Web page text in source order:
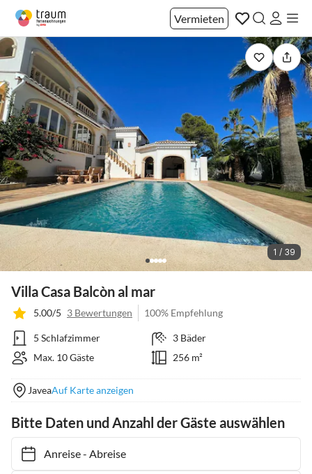
Vermieten
1 / 39
Villa Casa Balcòn al mar
5.00/5 3 Bewertungen 100% Empfehlung
5 Schlafzimmer
3 Bäder
Max. 10 Gäste
256 m²
JaveaAuf Karte anzeigen
Bitte Daten und Anzahl der Gäste auswählen
Anreise- Abreise